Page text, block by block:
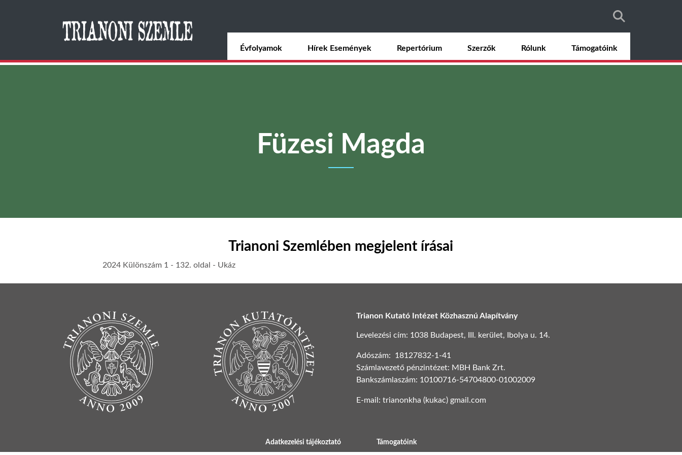
tartalomra
Évfolyamok Hírek Események Repertórium Szerzők Rólunk Támogatóink
Füzesi Magda
Trianoni Szemlében megjelent írásai
2024 Különszám 1 - 132. oldal - Ukáz
Trianon Kutató Intézet Közhasznú Alapítvány
Levelezési cím: 1038 Budapest, III. kerület, Ibolya u. 14.
Adószám: 18127832-1-41
Számlavezető pénzintézet: MBH Bank Zrt.
Bankszámlaszám: 10100716-54704800-01002009
E-mail: trianonkha (kukac) gmail.com
Adatkezelési tájékoztató Támogatóink